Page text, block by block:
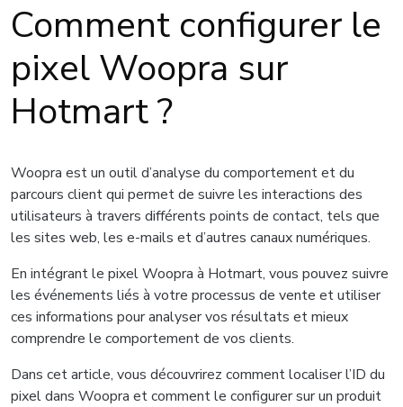
Comment configurer le
pixel Woopra sur
Hotmart ?
Woopra est un outil d’analyse du comportement et du
parcours client qui permet de suivre les interactions des
utilisateurs à travers différents points de contact, tels que
les sites web, les e-mails et d’autres canaux numériques.
En intégrant le pixel Woopra à Hotmart, vous pouvez suivre
les événements liés à votre processus de vente et utiliser
ces informations pour analyser vos résultats et mieux
comprendre le comportement de vos clients.
Dans cet article, vous découvrirez comment localiser l’ID du
pixel dans Woopra et comment le configurer sur un produit